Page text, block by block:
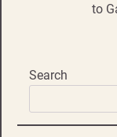
to
Search